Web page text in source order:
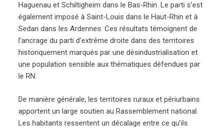
Haguenau et Schiltigheim dans le Bas-Rhin. Le parti s’est
également imposé à Saint-Louis dans le Haut-Rhin et à
Sedan dans les Ardennes. Ces résultats témoignent de
l’ancrage du parti d’extrême droite dans des territoires
historiquement marqués par une désindustrialisation et
une population sensible aux thématiques défendues par
le RN.
De manière générale, les territoires ruraux et périurbains
apportent un large soutien au Rassemblement national.
Les habitants ressentent un décalage entre ce qu’ils